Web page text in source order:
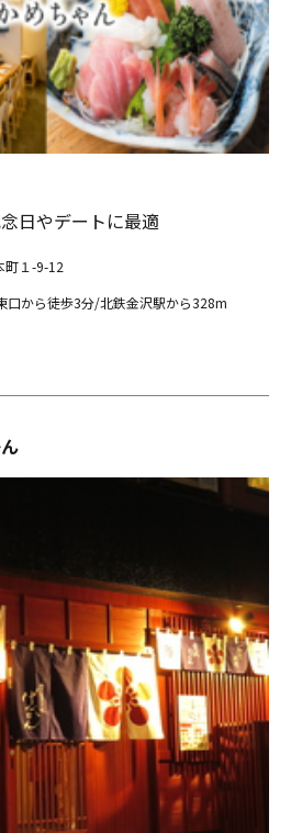
日やデートに最適
町１-9-12
口から徒歩3分/北鉄金沢駅から328m